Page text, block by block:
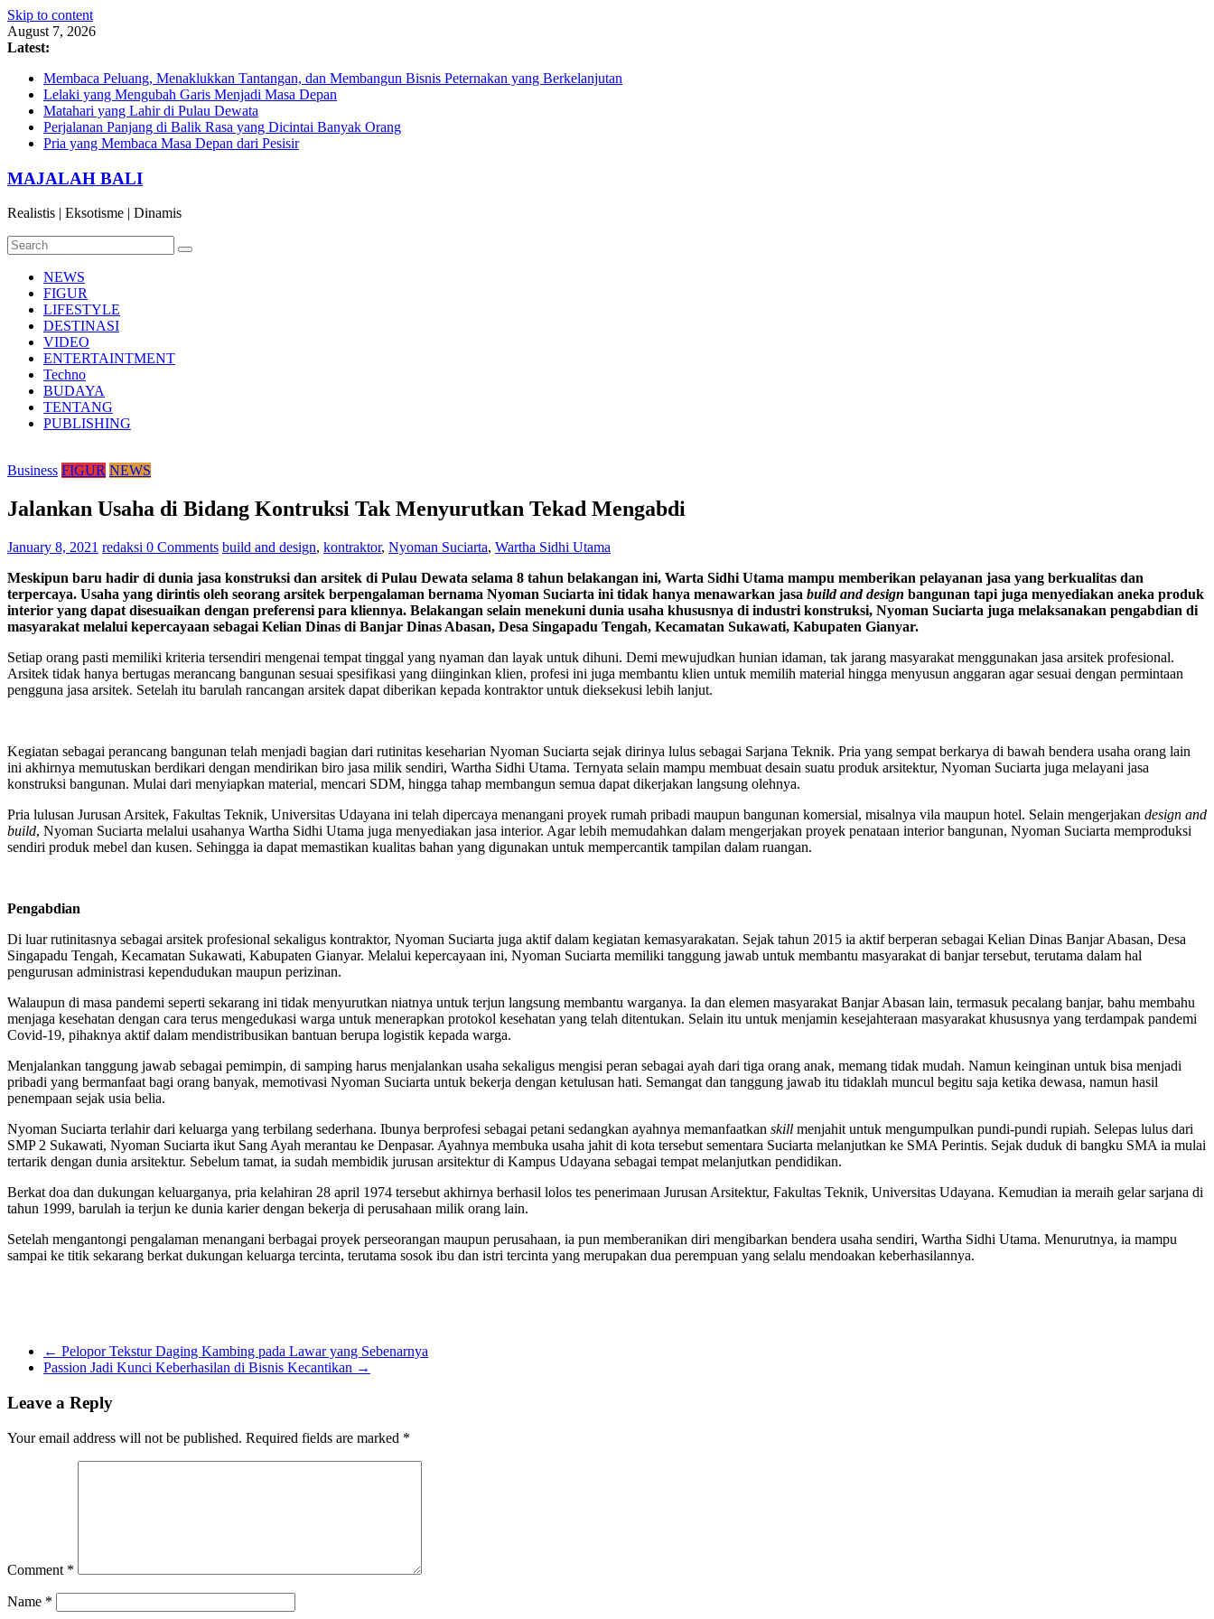
Skip to content
August 7, 2026
Latest:
Membaca Peluang, Menaklukkan Tantangan, dan Membangun Bisnis Peternakan yang Berkelanjutan
Lelaki yang Mengubah Garis Menjadi Masa Depan
Matahari yang Lahir di Pulau Dewata
Perjalanan Panjang di Balik Rasa yang Dicintai Banyak Orang
Pria yang Membaca Masa Depan dari Pesisir
MAJALAH BALI
Realistis | Eksotisme | Dinamis
NEWS
FIGUR
LIFESTYLE
DESTINASI
VIDEO
ENTERTAINTMENT
Techno
BUDAYA
TENTANG
PUBLISHING
Business FIGUR NEWS
Jalankan Usaha di Bidang Kontruksi Tak Menyurutkan Tekad Mengabdi
January 8, 2021 redaksi 0 Comments build and design, kontraktor, Nyoman Suciarta, Wartha Sidhi Utama
Meskipun baru hadir di dunia jasa konstruksi dan arsitek di Pulau Dewata selama 8 tahun belakangan ini, Warta Sidhi Utama mampu memberikan pelayanan jasa yang berkualitas dan
terpercaya. Usaha yang dirintis oleh seorang arsitek berpengalaman bernama Nyoman Suciarta ini tidak hanya menawarkan jasa build and design bangunan tapi juga menyediakan aneka produk
interior yang dapat disesuaikan dengan preferensi para kliennya. Belakangan selain menekuni dunia usaha khususnya di industri konstruksi, Nyoman Suciarta juga melaksanakan pengabdian di
masyarakat melalui kepercayaan sebagai Kelian Dinas di Banjar Dinas Abasan, Desa Singapadu Tengah, Kecamatan Sukawati, Kabupaten Gianyar.
Setiap orang pasti memiliki kriteria tersendiri mengenai tempat tinggal yang nyaman dan layak untuk dihuni. Demi mewujudkan hunian idaman, tak jarang masyarakat menggunakan jasa arsitek profesional.
Arsitek tidak hanya bertugas merancang bangunan sesuai spesifikasi yang diinginkan klien, profesi ini juga membantu klien untuk memilih material hingga menyusun anggaran agar sesuai dengan permintaan
pengguna jasa arsitek. Setelah itu barulah rancangan arsitek dapat diberikan kepada kontraktor untuk dieksekusi lebih lanjut.
Kegiatan sebagai perancang bangunan telah menjadi bagian dari rutinitas keseharian Nyoman Suciarta sejak dirinya lulus sebagai Sarjana Teknik. Pria yang sempat berkarya di bawah bendera usaha orang lain
ini akhirnya memutuskan berdikari dengan mendirikan biro jasa milik sendiri, Wartha Sidhi Utama. Ternyata selain mampu membuat desain suatu produk arsitektur, Nyoman Suciarta juga melayani jasa
konstruksi bangunan. Mulai dari menyiapkan material, mencari SDM, hingga tahap membangun semua dapat dikerjakan langsung olehnya.
Pria lulusan Jurusan Arsitek, Fakultas Teknik, Universitas Udayana ini telah dipercaya menangani proyek rumah pribadi maupun bangunan komersial, misalnya vila maupun hotel. Selain mengerjakan design and
build, Nyoman Suciarta melalui usahanya Wartha Sidhi Utama juga menyediakan jasa interior. Agar lebih memudahkan dalam mengerjakan proyek penataan interior bangunan, Nyoman Suciarta memproduksi
sendiri produk mebel dan kusen. Sehingga ia dapat memastikan kualitas bahan yang digunakan untuk mempercantik tampilan dalam ruangan.
Pengabdian
Di luar rutinitasnya sebagai arsitek profesional sekaligus kontraktor, Nyoman Suciarta juga aktif dalam kegiatan kemasyarakatan. Sejak tahun 2015 ia aktif berperan sebagai Kelian Dinas Banjar Abasan, Desa
Singapadu Tengah, Kecamatan Sukawati, Kabupaten Gianyar. Melalui kepercayaan ini, Nyoman Suciarta memiliki tanggung jawab untuk membantu masyarakat di banjar tersebut, terutama dalam hal
pengurusan administrasi kependudukan maupun perizinan.
Walaupun di masa pandemi seperti sekarang ini tidak menyurutkan niatnya untuk terjun langsung membantu warganya. Ia dan elemen masyarakat Banjar Abasan lain, termasuk pecalang banjar, bahu membahu
menjaga kesehatan dengan cara terus mengedukasi warga untuk menerapkan protokol kesehatan yang telah ditentukan. Selain itu untuk menjamin kesejahteraan masyarakat khususnya yang terdampak pandemi
Covid-19, pihaknya aktif dalam mendistribusikan bantuan berupa logistik kepada warga.
Menjalankan tanggung jawab sebagai pemimpin, di samping harus menjalankan usaha sekaligus mengisi peran sebagai ayah dari tiga orang anak, memang tidak mudah. Namun keinginan untuk bisa menjadi
pribadi yang bermanfaat bagi orang banyak, memotivasi Nyoman Suciarta untuk bekerja dengan ketulusan hati. Semangat dan tanggung jawab itu tidaklah muncul begitu saja ketika dewasa, namun hasil
penempaan sejak usia belia.
Nyoman Suciarta terlahir dari keluarga yang terbilang sederhana. Ibunya berprofesi sebagai petani sedangkan ayahnya memanfaatkan skill menjahit untuk mengumpulkan pundi-pundi rupiah. Selepas lulus dari
SMP 2 Sukawati, Nyoman Suciarta ikut Sang Ayah merantau ke Denpasar. Ayahnya membuka usaha jahit di kota tersebut sementara Suciarta melanjutkan ke SMA Perintis. Sejak duduk di bangku SMA ia mulai
tertarik dengan dunia arsitektur. Sebelum tamat, ia sudah membidik jurusan arsitektur di Kampus Udayana sebagai tempat melanjutkan pendidikan.
Berkat doa dan dukungan keluarganya, pria kelahiran 28 april 1974 tersebut akhirnya berhasil lolos tes penerimaan Jurusan Arsitektur, Fakultas Teknik, Universitas Udayana. Kemudian ia meraih gelar sarjana di
tahun 1999, barulah ia terjun ke dunia karier dengan bekerja di perusahaan milik orang lain.
Setelah mengantongi pengalaman menangani berbagai proyek perseorangan maupun perusahaan, ia pun memberanikan diri mengibarkan bendera usaha sendiri, Wartha Sidhi Utama. Menurutnya, ia mampu
sampai ke titik sekarang berkat dukungan keluarga tercinta, terutama sosok ibu dan istri tercinta yang merupakan dua perempuan yang selalu mendoakan keberhasilannya.
← Pelopor Tekstur Daging Kambing pada Lawar yang Sebenarnya
Passion Jadi Kunci Keberhasilan di Bisnis Kecantikan →
Leave a Reply
Your email address will not be published. Required fields are marked *
Comment *
Name *